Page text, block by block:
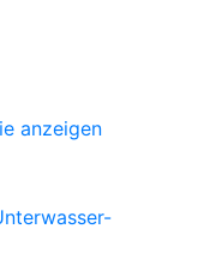
anzeigen